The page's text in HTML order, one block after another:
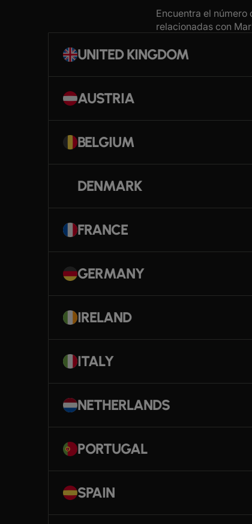
Encuentra el
relacionadas con
UNITED KINGDOM
AUSTRIA
BELGIUM
DENMARK
FRANCE
GERMANY
IRELAND
ITALY
NETHERLANDS
PORTUGAL
SPAIN